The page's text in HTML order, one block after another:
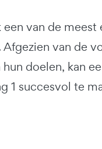
van de meest
van de
doelen, kan
1 succesvol te